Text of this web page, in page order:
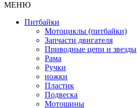
МЕНЮ
Питбайки
Мотоциклы (питбайки)
Запчасти двигателя
Приводные цепи и звезды
Рама
Ручки
ножки
Пластик
Подвеска
Мотошины